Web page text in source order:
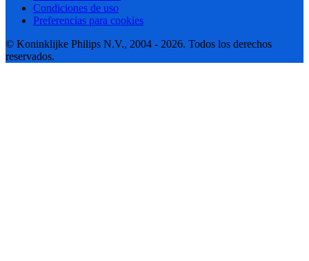
Condiciones de uso
Preferencias para cookies
© Koninklijke Philips N.V., 2004 - 2026. Todos los derechos
reservados.